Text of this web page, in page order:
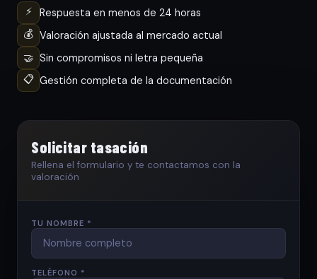
⚡
Respuesta en menos de 24 horas
💰 Valoración ajustada al mercado actual
🤝 Sin compromisos ni letra pequeña
📋 Gestión completa de la documentación
Solicitar tasación
Rellena el formulario y te contactamos con la
valoración
TU NOMBRE *
TELÉFONO *